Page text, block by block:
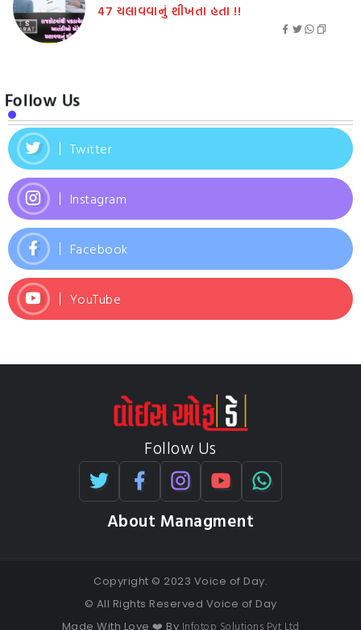
47 ચલાવવાનું શીખતા હતા !!
Follow Us
Twitter
Instagram
Facebook
YouTube
Follow Us
About Managment
Copyright © 2023 Voice of Day.
© All Rights Reserved Voice of Day
Made With Love ❤️ By Infotop Solutions Pvt Ltd